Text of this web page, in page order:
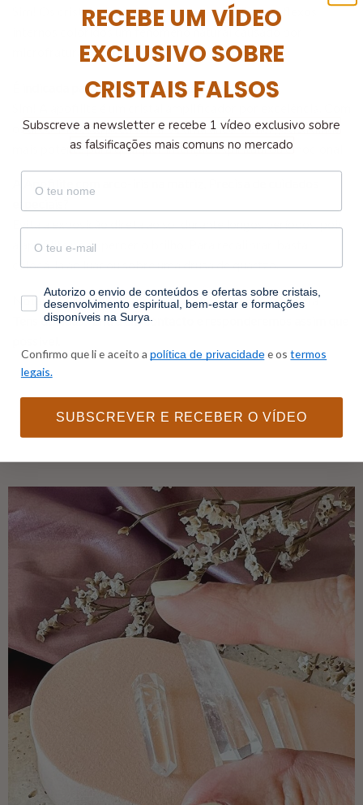
Sim! Os cristais de apofilite desta peça exibem reflexos
microfraturas internas que refratam a luz.
É indicada para grelhas de cristais?
os arco-íris, esta peça torna-se uma âncora energética ainda
mais potente para qualquer intenção espiritual ou emocional.
A Apofilite com arco-íris na matriz, Precisa de cuidados
Evita a exposição direta ao sol durante longos períodos, pois
a apofilite pode perder o brilho. Para recalibrar, basta
colocá-la ao luar ou sobre uma drusa de quartzo.
Nota:Vais receber a peça que se encontra na fotografia
Tens dúvidas?Entra em contacto
RECEBE UM VÍDEO
EXCLUSIVO SOBRE
CRISTAIS FALSOS
Subscreve a newsletter e recebe 1 vídeo exclusivo sobre
as falsificações mais comuns no mercado
nome
email
consentimento
Autorizo o envio de conteúdos e ofertas sobre cristais,
desenvolvimento espiritual, bem-estar e formações
disponíveis na Surya.
Confirmo que li e aceito a política de privacidade e ostermos
legais.
SUBSCREVER E RECEBER O VÍDEO